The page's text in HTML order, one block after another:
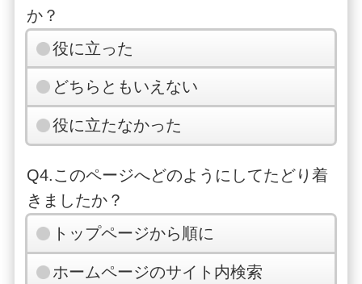
か？
役に立った
どちらともいえない
役に立たなかった
Q4.このページへどのようにしてたどり着
きましたか？
トップページから順に
ホームページのサイト内検索